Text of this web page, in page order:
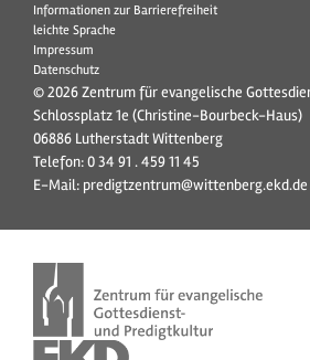
Informationen zur Barrierefreiheit
leichte Sprache
Impressum
Datenschutz
© 2026 Zentrum für evangelische
Schlossplatz 1e (Christine-Bourbeck-Haus)
06886 Lutherstadt Wittenberg
Telefon:0 34 91 . 459 11 45
E-Mail: predigtzentrum@wittenberg.ekd.de